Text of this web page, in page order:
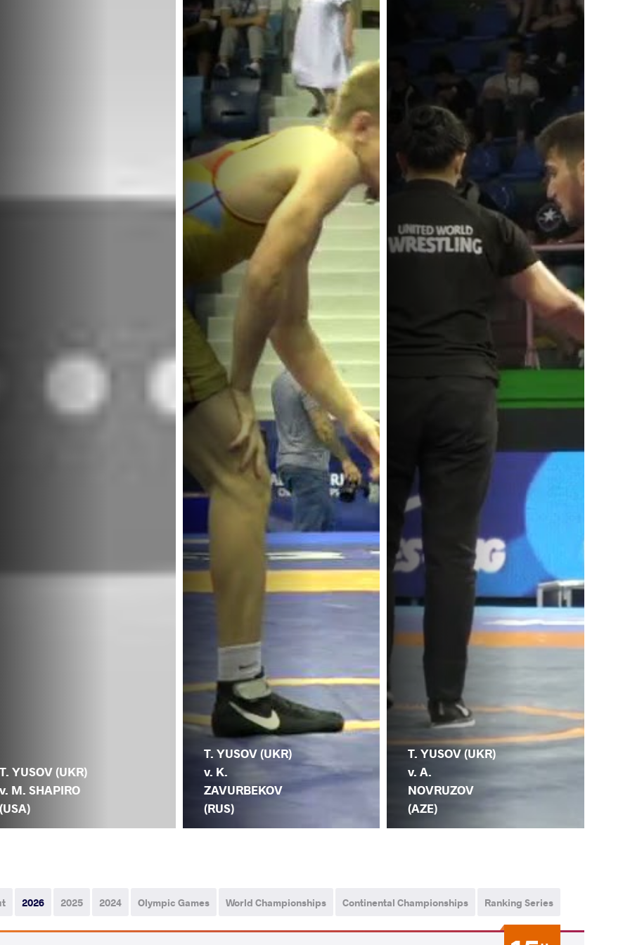
T. YUSOV (UKR)
v. M. SHAPIRO
(USA)
T. YUSOV (UKR)
v. K.
ZAVURBEKOV
(RUS)
T. YUSOV (UKR)
v. A.
NOVRUZOV
(AZE)
2026 2025 2024 Olympic Games World Championships Continental Championships Ranking Series